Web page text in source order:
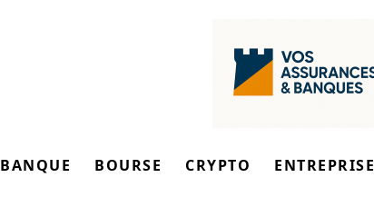
BANQUE BOURSE CRYPTO ENTREPRISE